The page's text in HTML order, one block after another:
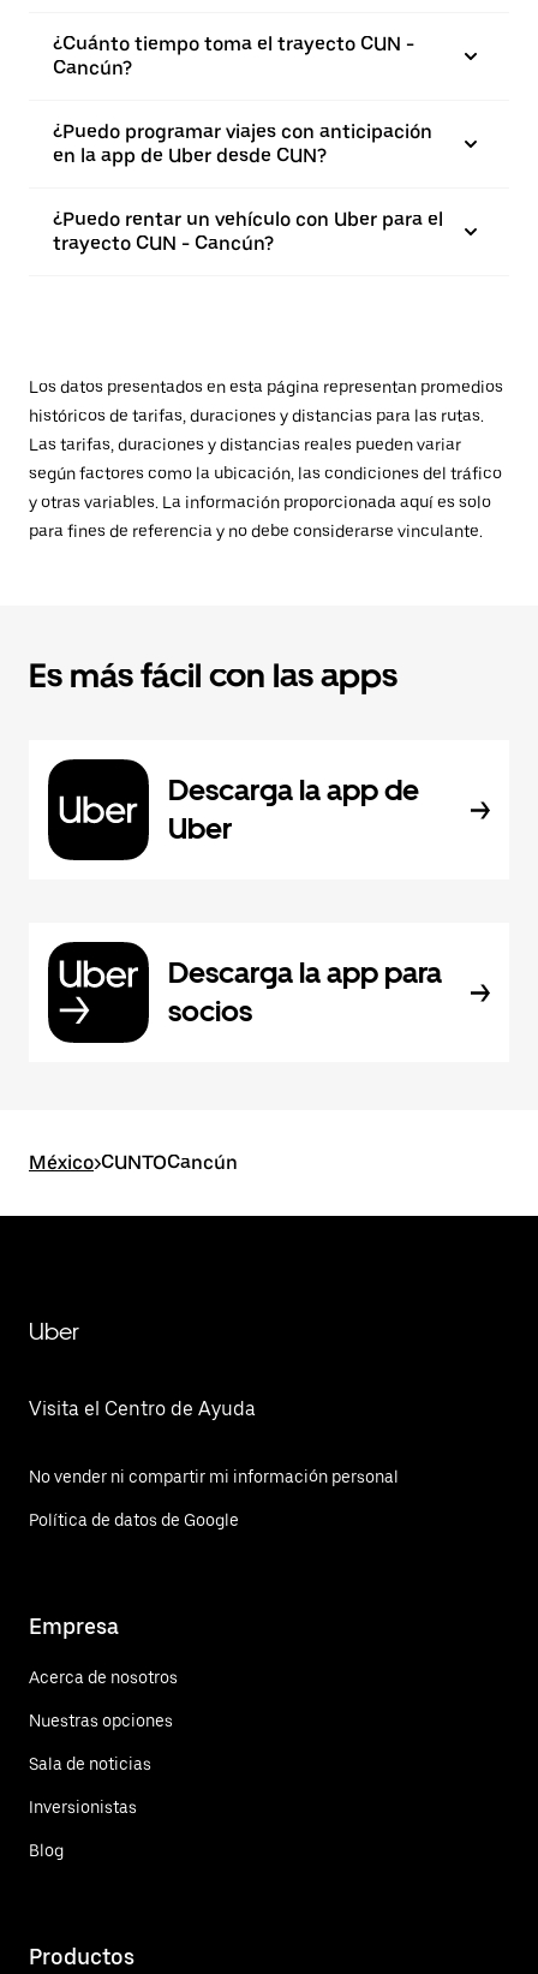
¿Cuánto tiempo toma el trayecto CUN -
Cancún?
¿Puedo programar viajes con anticipación
en la app de Uber desde CUN?
¿Puedo rentar un vehículo con Uber para el
trayecto CUN - Cancún?
Los datos presentados en esta página representan promedios
históricos de tarifas, duraciones y distancias para las rutas.
Las tarifas, duraciones y distancias reales pueden variar
según factores como la ubicación, las condiciones del tráfico
y otras variables. La información proporcionada aquí es solo
para fines de referencia y no debe considerarse vinculante.
Es más fácil con las apps
Descarga la app de
Uber
Descarga la app para
socios
México>CUNTOCancún
Uber
Visita el Centro de Ayuda
No vender ni compartir mi información personal
Política de datos de Google
Empresa
Acerca de nosotros
Nuestras opciones
Sala de noticias
Inversionistas
Blog
Productos